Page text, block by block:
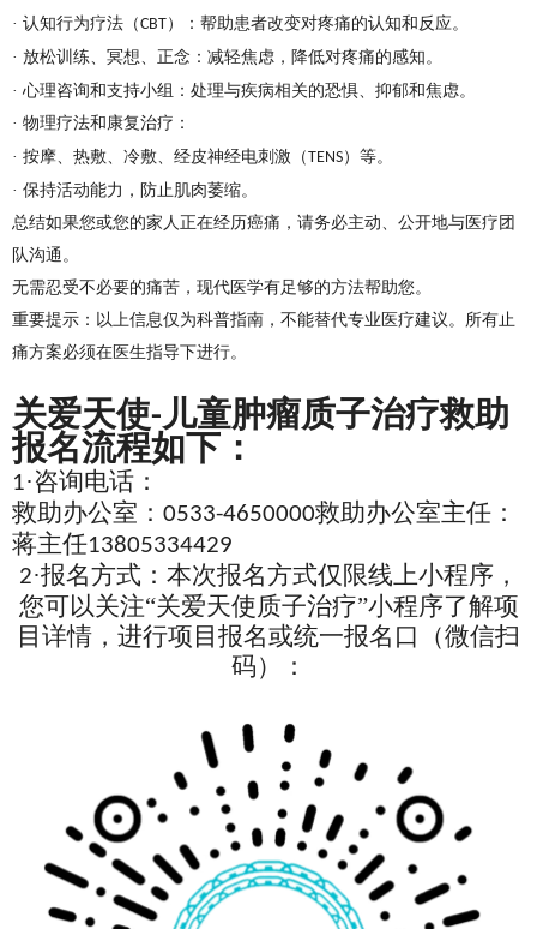
· 认知行为疗法（CBT）：帮助患者改变对疼痛的认知和反应。
· 放松训练、冥想、正念：减轻焦虑，降低对疼痛的感知。
· 心理咨询和支持小组：处理与疾病相关的恐惧、抑郁和焦虑。
· 物理疗法和康复治疗：
· 按摩、热敷、冷敷、经皮神经电刺激（TENS）等。
· 保持活动能力，防止肌肉萎缩。
总结如果您或您的家人正在经历癌痛，请务必主动、公开地与医疗团
队沟通。
无需忍受不必要的痛苦，现代医学有足够的方法帮助您。
重要提示：以上信息仅为科普指南，不能替代专业医疗建议。所有止
痛方案必须在医生指导下进行。
关爱天使- 儿童肿瘤质子治疗救助
报名流程如下：
1·咨询电话：
救助办公室： 0533-4650000救助办公室主任：
蒋主任13805334429
2·报名方式：本次报名方式仅限线上小程序，
您可以关注“关爱天使质子治疗”小程序了解项
目详情，进行项目报名或统一报名口（微信扫
码）：